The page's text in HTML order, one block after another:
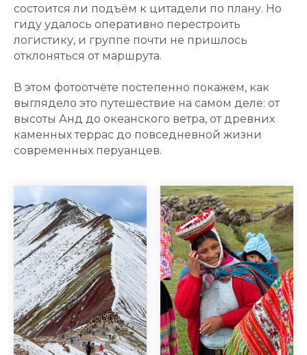
состоится ли подъём к цитадели по плану. Но
гиду удалось оперативно перестроить
логистику, и группе почти не пришлось
отклоняться от маршрута.
В этом фотоотчёте постепенно покажем, как
выглядело это путешествие на самом деле: от
высоты Анд до океанского ветра, от древних
каменных террас до повседневной жизни
современных перуанцев.